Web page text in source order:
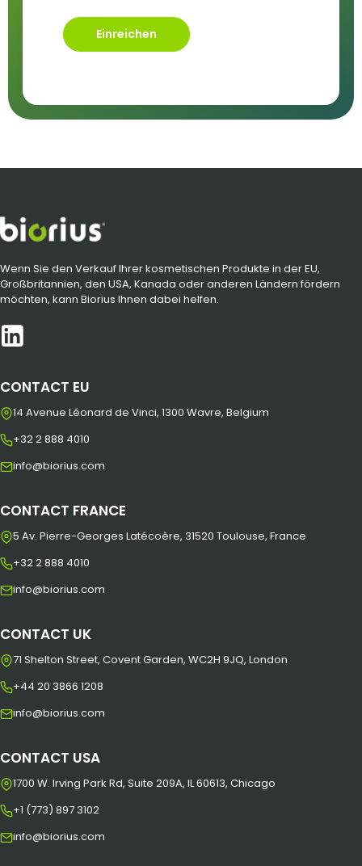
Einreichen
Wenn Sie den Verkauf Ihrer kosmetischen Produkte in der EU,
Großbritannien, den USA, Kanada oder anderen Ländern fördern
möchten, kann Biorius Ihnen dabei helfen.
CONTACT EU
14 Avenue Léonard de Vinci, 1300 Wavre, Belgium
+32 2 888 4010
info@biorius.com
CONTACT FRANCE
5 Av. Pierre-Georges Latécoère, 31520 Toulouse, France
+32 2 888 4010
info@biorius.com
CONTACT UK
71 Shelton Street, Covent Garden, WC2H 9JQ, London
+44 20 3866 1208
info@biorius.com
CONTACT USA
1700 W. Irving Park Rd, Suite 209A, IL 60613, Chicago
+1 (773) 897 3102
info@biorius.com